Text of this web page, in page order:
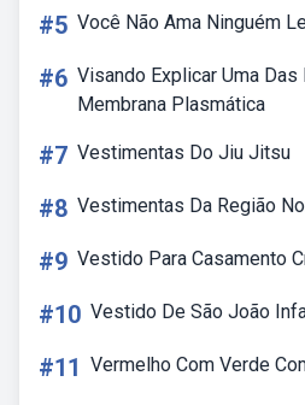
#5 Você Não Ama Ninguém
#6 Visando Explicar Uma
Membrana Plasmática
#7 Vestimentas Do Jiu Jitsu
#8 Vestimentas Da Região
#9 Vestido Para Casamento
#10 Vestido De São João
#11 Vermelho Com Verde